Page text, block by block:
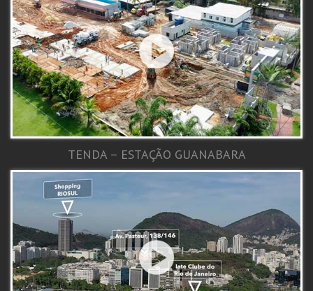
TENDA – ESTAÇÃO GUANABARA